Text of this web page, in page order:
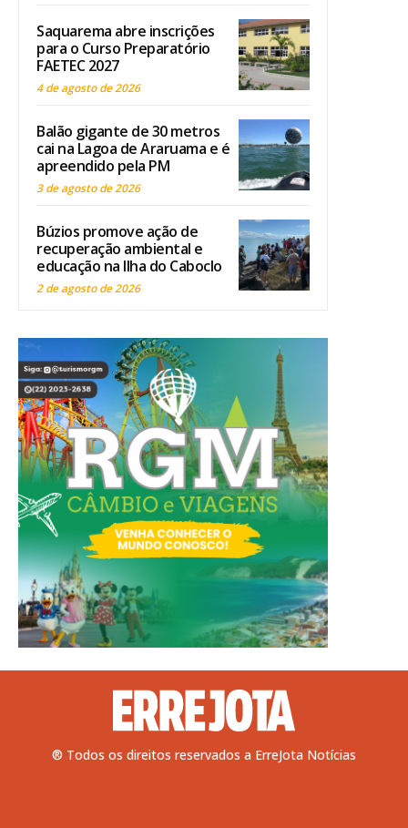
Saquarema abre inscrições
para o Curso Preparatório
FAETEC 2027
4 de agosto de 2026
Balão gigante de 30 metros
cai na Lagoa de Araruama e é
apreendido pela PM
3 de agosto de 2026
Búzios promove ação de
recuperação ambiental e
educação na Ilha do Caboclo
2 de agosto de 2026
® Todos os direitos reservados a ErreJota Notícias